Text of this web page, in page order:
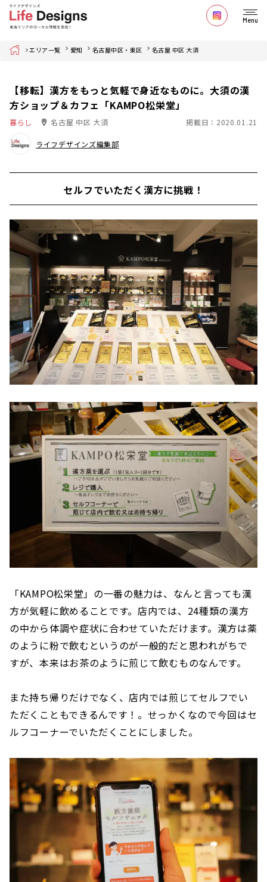
Menu
Home エリア一覧 愛知 名古屋中区・東区 名古屋 中区 大須
【移転】漢方をもっと気軽で身近なものに。大須の漢
方ショップ＆カフェ「KAMPO松栄堂」
暮らし 名古屋 中区 大須 掲載日：2020.01.21
ライフデザインズ編集部
セルフでいただく漢方に挑戦！
「KAMPO松栄堂」の一番の魅力は、なんと言っても漢
方が気軽に飲めることです。店内では、24種類の漢方
の中から体調や症状に合わせていただけます。漢方は薬
のように粉で飲むというのが一般的だと思われがちで
すが、本来はお茶のように煎じて飲むものなんです。
また持ち帰りだけでなく、店内では煎じてセルフでい
ただくこともできるんです！。せっかくなので今回はセ
ルフコーナーでいただくことにしました。